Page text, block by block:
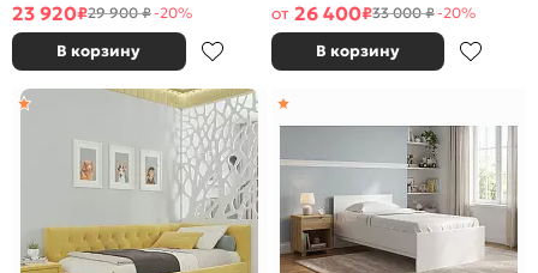
23 920₽29 900 ₽-20%
В корзину
от 26 400₽33 000 ₽-20%
В корзину